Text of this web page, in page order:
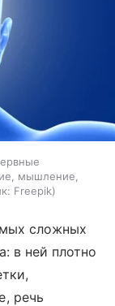
мышление,
Freepik
сложных
в ней плотно
речь